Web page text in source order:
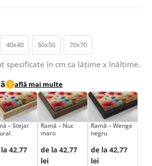
40x40 50x50 70x70
specificate în cm ca lățime x înălțime.
i află mai multe
– Stejar
42,77
Ramă – Nuc
maro
de la 42,77
lei
Ramă – Wenge
negru
de la 42,77
lei